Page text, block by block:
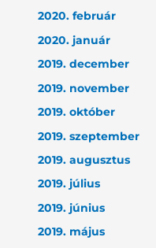
2020. február
2020. január
2019. december
2019. november
2019. október
2019. szeptember
2019. augusztus
2019. július
2019. június
2019. május